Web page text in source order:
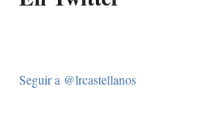
Seguir a @lrcastellanos